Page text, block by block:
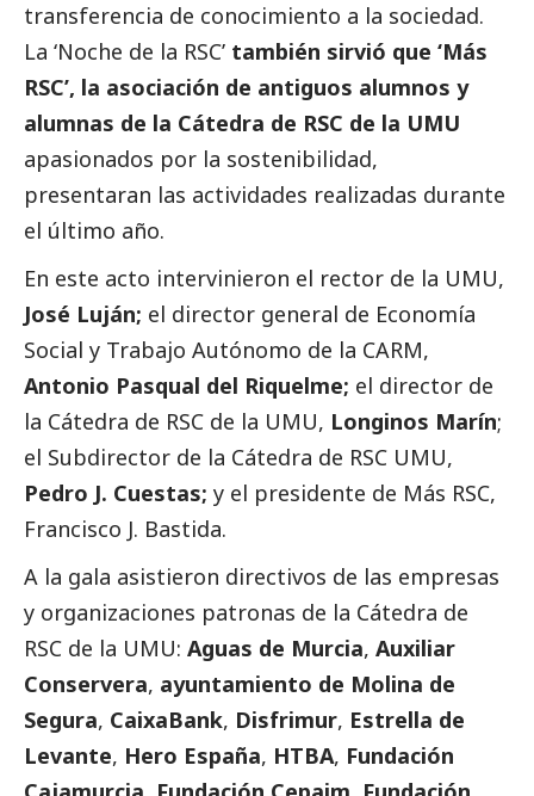
transferencia de conocimiento a la sociedad.
La ‘Noche de la RSC’ también sirvió que ‘Más
RSC’, la asociación de antiguos alumnos y
alumnas de la Cátedra de RSC de la UMU
apasionados por la sostenibilidad,
presentaran las actividades realizadas durante
el último año.
En este acto intervinieron el rector de la UMU,
José Luján; el director general de Economía
Social y Trabajo Autónomo de la CARM,
Antonio Pasqual del Riquelme; el director de
la Cátedra de RSC de la UMU, Longinos Marín;
el Subdirector de la Cátedra de RSC UMU,
Pedro J. Cuestas; y el presidente de Más RSC,
Francisco J. Bastida.
A la gala asistieron directivos de las empresas
y organizaciones patronas de la Cátedra de
RSC de la UMU: Aguas de Murcia, Auxiliar
Conservera, ayuntamiento de Molina de
Segura, CaixaBank, Disfrimur, Estrella de
Levante, Hero España, HTBA, Fundación